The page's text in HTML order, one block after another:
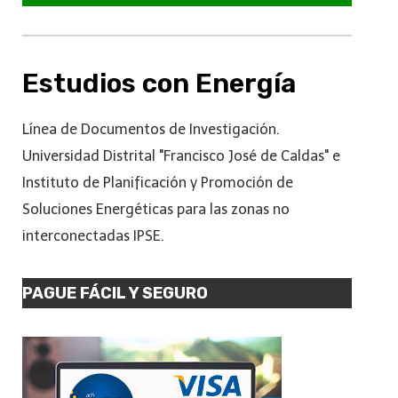
Estudios con Energía
Línea de Documentos de Investigación.
Universidad Distrital "Francisco José de Caldas" e
Instituto de Planificación y Promoción de
Soluciones Energéticas para las zonas no
interconectadas IPSE.
PAGUE FÁCIL Y SEGURO